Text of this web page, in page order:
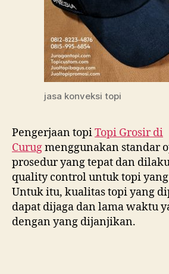
jasa konveksi topi
Pengerjaan topiTopi Grosir di
Curugmenggunakan standar
prosedur yang tepat dan
quality control untuk topi
Untuk itu, kualitas topi yang
dapat dijaga dan lama waktu
dengan yang dijanjikan.